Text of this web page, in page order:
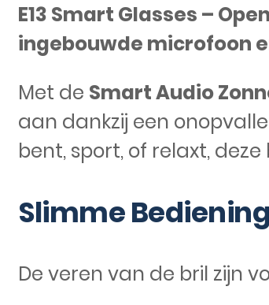
E13 Smart Glasses –
ingebouwde microfoon
Met de Smart Audio
aan dankzij een
bent, sport, of relaxt,
Slimme
De veren van de bril zijn